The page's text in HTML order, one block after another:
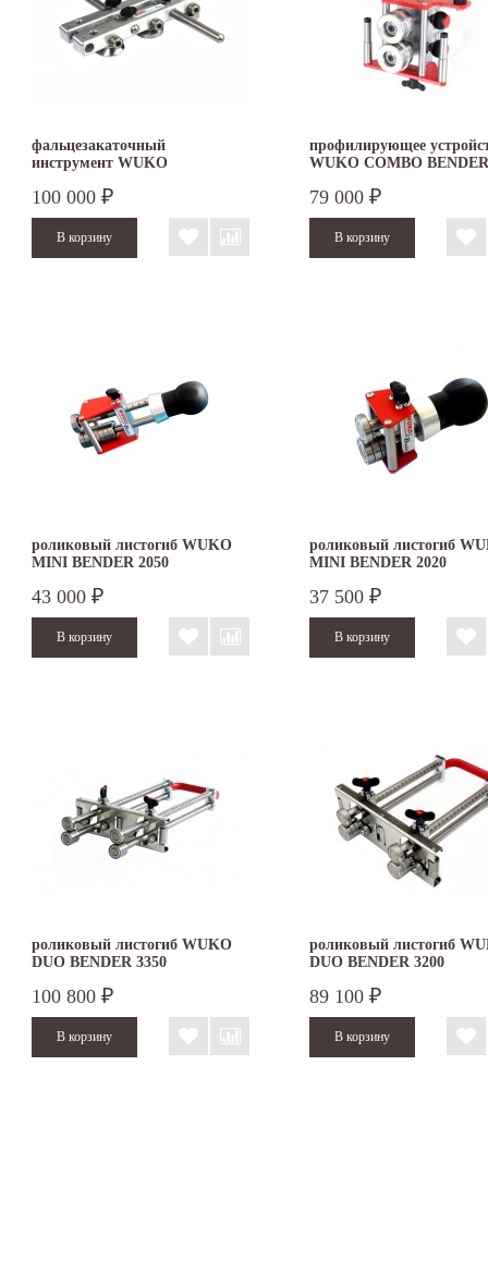
фальцезакаточный
инструмент WUKO
100 000 ₽
профилирующее
WUKO COMBO
79 000 ₽
роликовый листогиб WUKO
MINI BENDER 2050
43 000 ₽
роликовый листогиб
MINI BENDER 2020
37 500 ₽
роликовый листогиб WUKO
DUO BENDER 3350
100 800 ₽
роликовый листогиб
DUO BENDER 3200
89 100 ₽